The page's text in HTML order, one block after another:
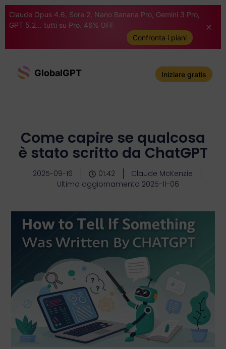
Claude Opus 4.6, Sora 2, Nano Banana Pro, Gemini 3 Pro,
GPT 5.2... tutti su Pro. 46% OFF
Confronta i piani
GlobalGPT Iniziare gratis
Come capire se qualcosa
è stato scritto da ChatGPT
2025-09-16 01:42
Claude McKenzie
Ultimo aggiornamento 2025-11-06